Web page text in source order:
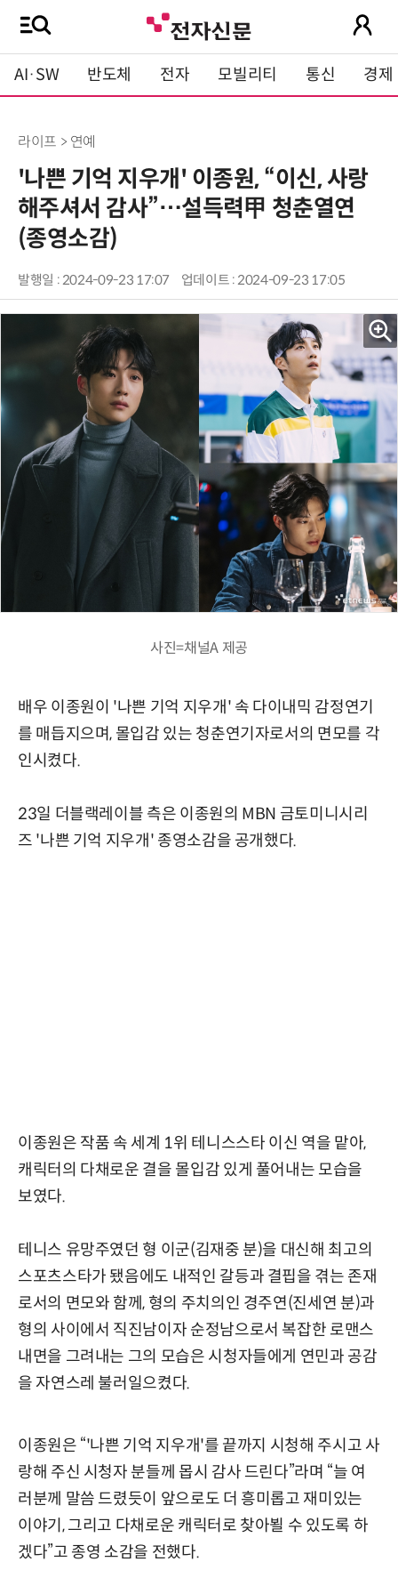
AI·SW 반도체 전자 모빌리티 통신 경제
라이프 > 연예
'나쁜 기억 지우개' 이종원, “이신, 사랑
해주셔서 감사”…설득력甲 청춘열연
(종영소감)
발행일 : 2024-09-23 17:07 업데이트 : 2024-09-23 17:05
사진=채널A 제공
배우 이종원이 '나쁜 기억 지우개' 속 다이내믹 감정연기
를 매듭지으며, 몰입감 있는 청춘연기자로서의 면모를 각
인시켰다.
23일 더블랙레이블 측은 이종원의 MBN 금토미니시리
즈 '나쁜 기억 지우개' 종영소감을 공개했다.
이종원은 작품 속 세계 1위 테니스스타 이신 역을 맡아,
캐릭터의 다채로운 결을 몰입감 있게 풀어내는 모습을
보였다.
테니스 유망주였던 형 이군(김재중 분)을 대신해 최고의
스포츠스타가 됐음에도 내적인 갈등과 결핍을 겪는 존재
로서의 면모와 함께, 형의 주치의인 경주연(진세연 분)과
형의 사이에서 직진남이자 순정남으로서 복잡한 로맨스
내면을 그려내는 그의 모습은 시청자들에게 연민과 공감
을 자연스레 불러일으켰다.
이종원은 “'나쁜 기억 지우개'를 끝까지 시청해 주시고 사
랑해 주신 시청자 분들께 몹시 감사 드린다”라며 “늘 여
러분께 말씀 드렸듯이 앞으로도 더 흥미롭고 재미있는
이야기, 그리고 다채로운 캐릭터로 찾아뵐 수 있도록 하
겠다”고 종영 소감을 전했다.